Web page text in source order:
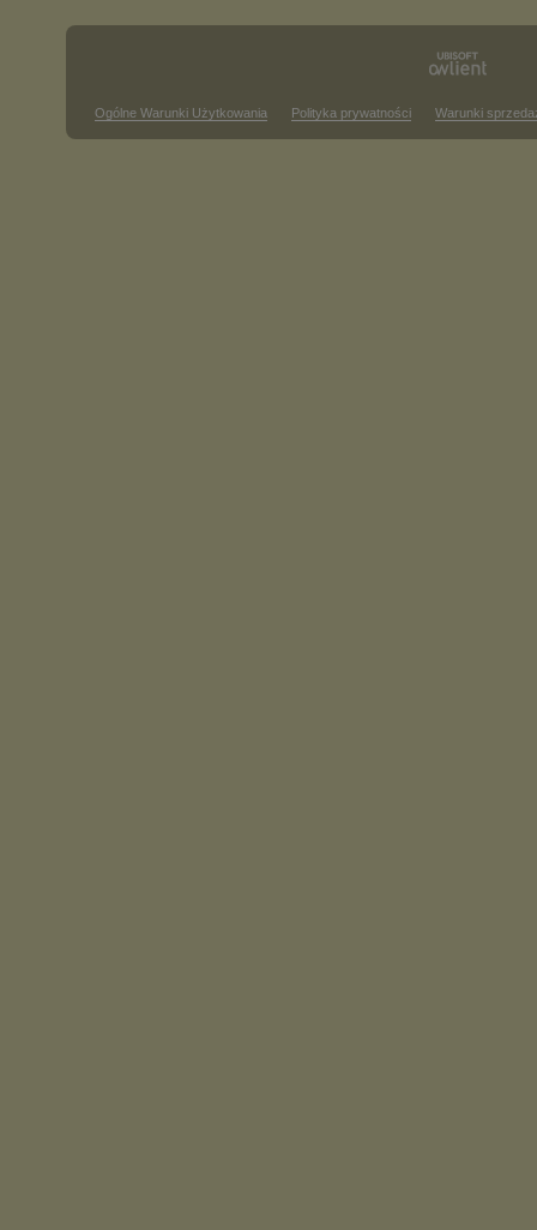
Ogólne Warunki Użytkowania Polityka prywatności Warunki